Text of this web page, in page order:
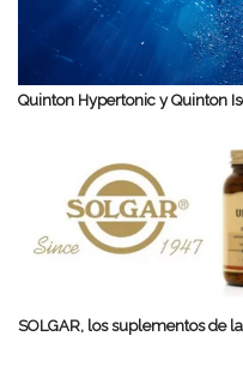
Quinton Hypertonic y Quinton
SOLGAR, los suplementos de